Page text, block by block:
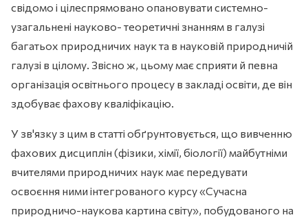
свідомо і цілеспрямовано опановувати системно-
узагальнені науково- теоретичні знанням в галузі
багатьох природничих наук та в науковій природничій
галузі в цілому. Звісно ж, цьому має сприяти й певна
організація освітнього процесу в закладі освіти, де він
здобуває фахову кваліфікацію.
У зв'язку з цим в статті обґрунтовується, що вивченню
фахових дисциплін (фізики, хімії, біології) майбутніми
вчителями природничих наук має передувати
освоєння ними інтегрованого курсу «Сучасна
природничо-наукова картина світу», побудованого на